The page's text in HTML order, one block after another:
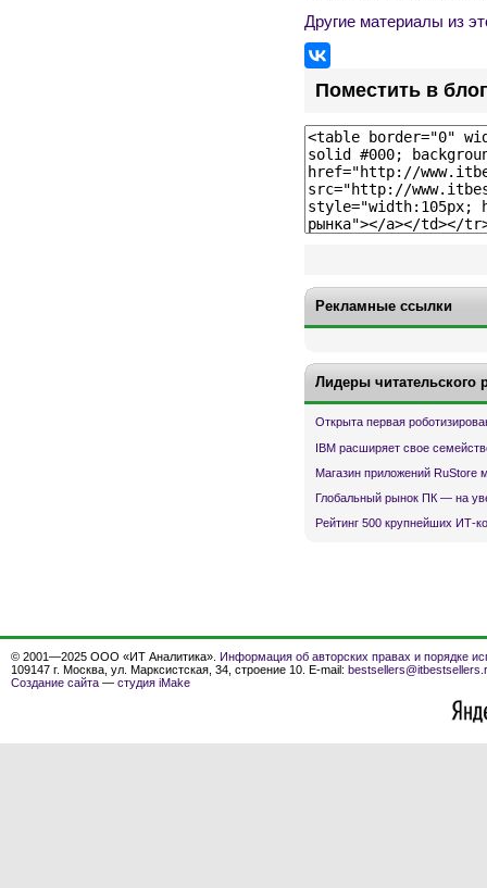
Другие материалы из
Поместить в блог
Рекламные ссылки
Лидеры читательского
Открыта первая
IBM расширяет свое
Магазин приложений RuStore
Глобальный рынок ПК — на
Рейтинг 500 крупнейших ИТ-
© 2001—2025 ООО «ИТ Аналитика». Информация об авторских правах и порядке
109147 г. Москва, ул. Марксистская, 34, строение 10. E-mail:
Создание сайта — студия iMake